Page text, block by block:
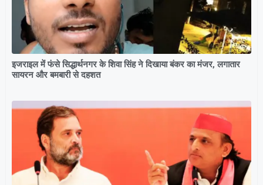
इजराइल में फंसे सिद्धार्थनगर के शिवा सिंह ने दिखाया बंकर का मंजर, लगातार
सायरन और बमबारी से दहशत